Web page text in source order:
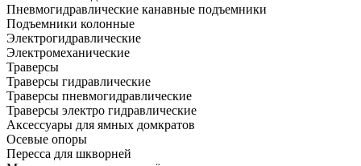
Пневмогидравлические канавные подъемники
Подъемники колонные
Электрогидравлические
Электромеханические
Траверсы
Траверсы гидравлические
Траверсы пневмогидравлические
Траверсы электро гидравлические
Аксессуары для ямных домкратов
Осевые опоры
Пересса для шкворней